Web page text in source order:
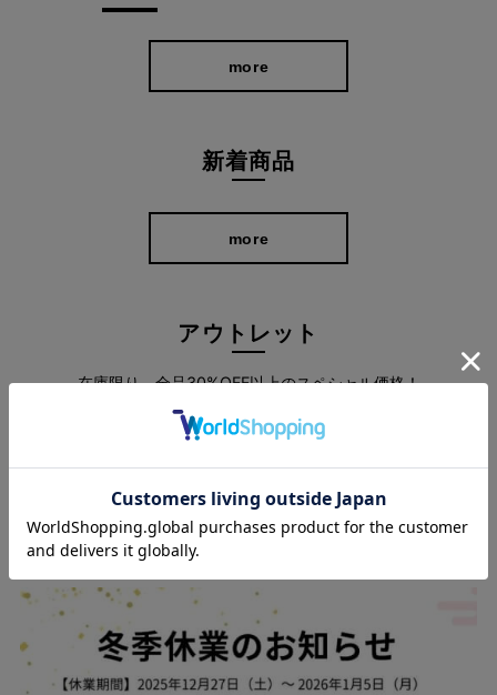
360°どこから見ても美脚を叶えるシルエット
脚の形になじんで優しくフィットし、レッグラインをすっきりと
見せるこだわりシルエット。 後ろにデザインされたポケットがヒ
ップ位置を高く見せ、はくだけでスタイルアップが可能に。
more
新着商品
more
アウトレット
在庫限り、全品30%OFF以上のスペシャル価格！
スタッフブログ